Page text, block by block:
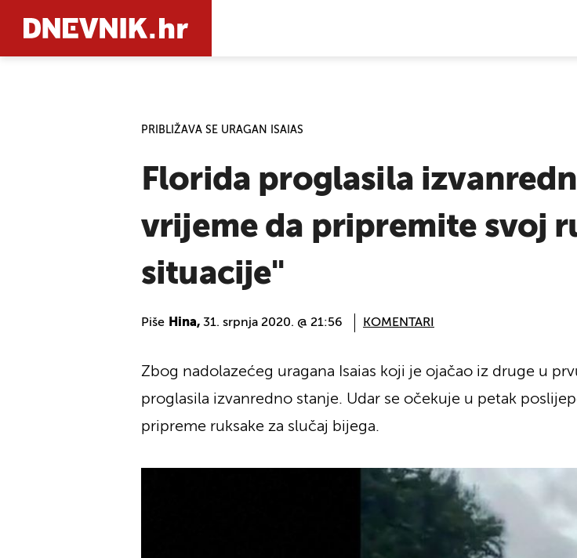
PRIBLIŽAVA SE URAGAN ISAIAS
Florida proglasila
vrijeme da pripremite svoj
situacije"
Piše Hina, 31. srpnja 2020. @ 21:56 KOMENTARI
Zbog nadolazećeg uragana Isaias koji je ojačao iz druge u
proglasila izvanredno stanje. Udar se očekuje u petak
pripreme ruksake za slučaj bijega.